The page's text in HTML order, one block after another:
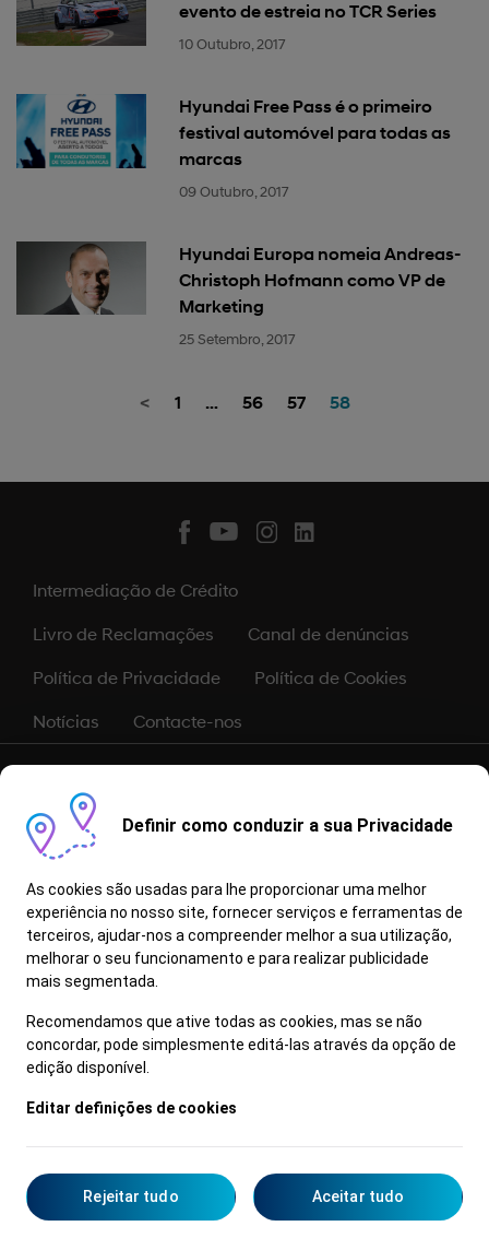
evento de estreia no TCR Series
10 Outubro, 2017
Hyundai Free Pass é o primeiro
festival automóvel para todas as
marcas
09 Outubro, 2017
Hyundai Europa nomeia Andreas-
Christoph Hofmann como VP de
Marketing
25 Setembro, 2017
< 1 … 56 57 58
Notícias Contacte-nos
Política de Privacidade Política de Cookies
Livro de Reclamações Canal de denúncias
Intermediação de Crédito
dados a título meramente informativo, não constituindo qualquer
oferta de venda. Apesar de revistos antes da publicação, não é
possível garantir que se encontrem isentos de erros de digitação,
defeitos de composição e de problemas equivalentes, reservando-
informações, conteúdos e dados aqui apresentados deverão ser
confirmados junto de um Concessionário/Reparador Autorizado
Hyundai.
Informe-se junto do seu Concessionário quais os modelos/versão
que possuem a funcionalidade Bluelink.
Os Proprietários/Detentores de um Veículo em Fim de Vida (VFV)
devem entregá-lo num centro de abate licenciado, pertencente à
rede Valorcar. O veículo será processado de forma ambientalmente
correta e maximizando a reutilização e reciclagem dos seus
componentes e materiais (mais informação disponível em
https://www.valorcar.pt)
Definir como conduzir a sua Privacidade
As cookies são usadas para lhe proporcionar uma melhor
experiência no nosso site, fornecer serviços e ferramentas de
terceiros, ajudar-nos a compreender melhor a sua utilização,
melhorar o seu funcionamento e para realizar publicidade
mais segmentada.
Recomendamos que ative todas as cookies, mas se não
concordar, pode simplesmente editá-las através da opção de
edição disponível.
Editar definições de cookies
Rejeitar tudo Aceitar tudo